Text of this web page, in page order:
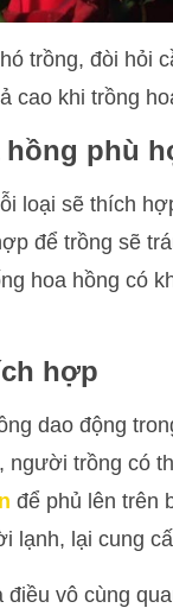
trồng, đòi hỏi
cao khi trồng
phù
loại sẽ thích
để trồng sẽ
hoa hồng có
hợp
dao động
người trồng có
để phủ lên trên
lạnh, lại cung
vô cùng